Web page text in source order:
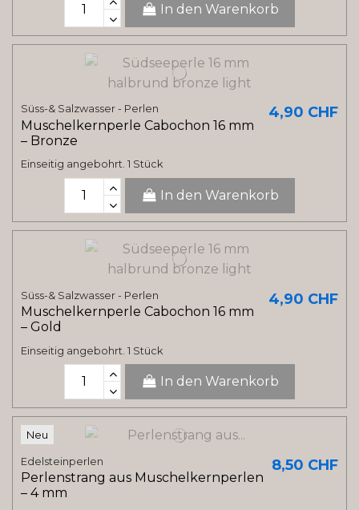
In den Warenkorb
Süss-& Salzwasser - Perlen
Muschelkernperle Cabochon 16 mm
– Bronze
4,90 CHF
Einseitig angebohrt. 1 Stück
In den Warenkorb
Süss-& Salzwasser - Perlen
Muschelkernperle Cabochon 16 mm
– Gold
4,90 CHF
Einseitig angebohrt. 1 Stück
In den Warenkorb
Neu
Edelsteinperlen
Perlenstrang aus Muschelkernperlen
– 4 mm
8,50 CHF